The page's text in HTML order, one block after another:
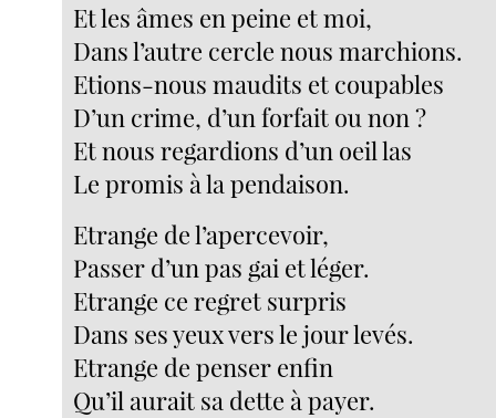
Et les âmes en peine et moi,
Dans l’autre cercle nous marchions.
Etions-nous maudits et coupables
D’un crime, d’un forfait ou non ?
Et nous regardions d’un oeil las
Le promis à la pendaison.
Etrange de l’apercevoir,
Passer d’un pas gai et léger.
Etrange ce regret surpris
Dans ses yeux vers le jour levés.
Etrange de penser enfin
Qu’il aurait sa dette à payer.